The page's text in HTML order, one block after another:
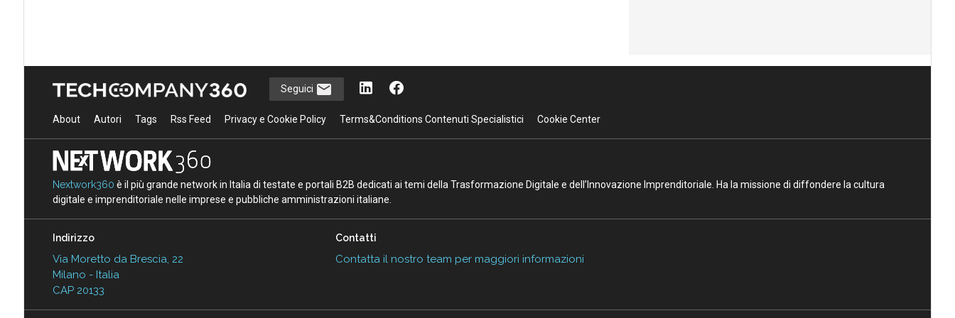
Seguici
About Autori Tags Rss Feed Privacy e Cookie Policy Terms&Conditions Contenuti Specialistici Cookie Center
Nextwork360 è il più grande network in Italia di testate e portali B2B dedicati ai temi della Trasformazione Digitale e dell’Innovazione Imprenditoriale. Ha la missione di diffondere la cultura
digitale e imprenditoriale nelle imprese e pubbliche amministrazioni italiane.
Indirizzo
Via Moretto da Brescia, 22
Milano - Italia
CAP 20133
Contatti
Contatta il nostro team per maggiori informazioni